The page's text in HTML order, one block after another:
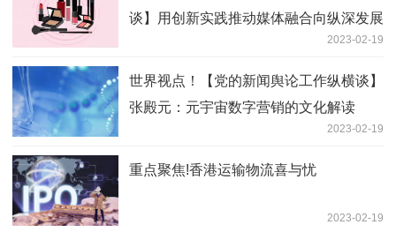
谈】用创新实践推动媒体融合向纵深发展
2023-02-19
世界视点！【党的新闻舆论工作纵横谈】
张殿元：元宇宙数字营销的文化解读
2023-02-19
重点聚焦!香港运输物流喜与忧
2023-02-19